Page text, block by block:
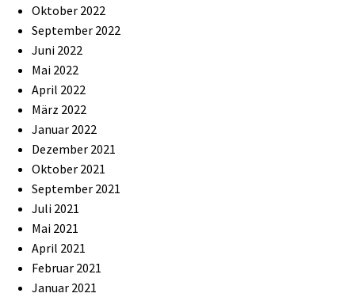
Oktober 2022
September 2022
Juni 2022
Mai 2022
April 2022
März 2022
Januar 2022
Dezember 2021
Oktober 2021
September 2021
Juli 2021
Mai 2021
April 2021
Februar 2021
Januar 2021